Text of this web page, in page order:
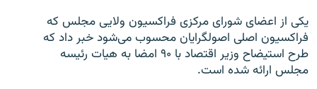
یکی از اعضای شورای مرکزی فراکسیون ولایی مجلس که
فراکسیون اصلی اصولگرایان محسوب می‌شود خبر داد که
طرح استیضاح وزیر اقتصاد با ۹۰ امضا به هیات رئیسه
مجلس ارائه شده است.